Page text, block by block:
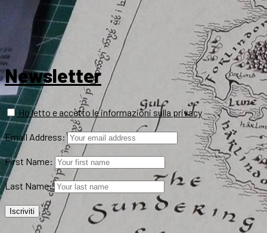
Newsletter
Ho letto e accetto le informazioni sulla privacy
Email Address:
First Name:
Last Name: